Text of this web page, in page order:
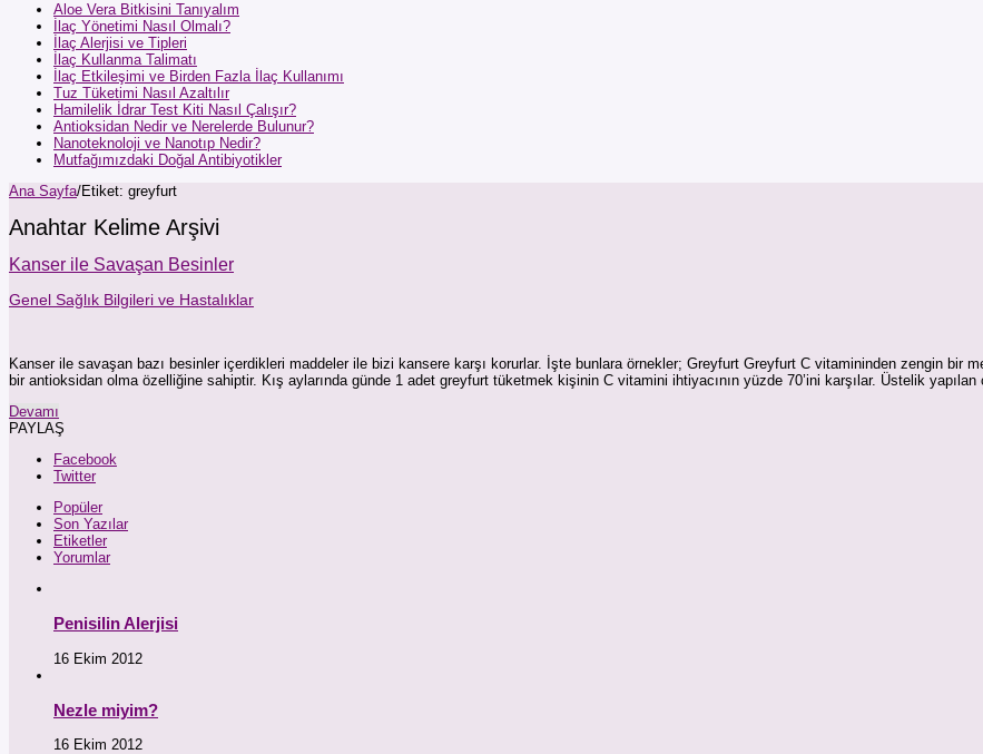
Aloe Vera Bitkisini Tanıyalım
İlaç Yönetimi Nasıl Olmalı?
İlaç Alerjisi ve Tipleri
İlaç Kullanma Talimatı
İlaç Etkileşimi ve Birden Fazla İlaç Kullanımı
Tuz Tüketimi Nasıl Azaltılır
Hamilelik İdrar Test Kiti Nasıl Çalışır?
Antioksidan Nedir ve Nerelerde Bulunur?
Nanoteknoloji ve Nanotıp Nedir?
Mutfağımızdaki Doğal Antibiyotikler
Ana Sayfa/Etiket: greyfurt
Anahtar Kelime Arşivi
Kanser ile Savaşan Besinler
Genel Sağlık Bilgileri ve Hastalıklar
Kanser ile savaşan bazı besinler içerdikleri maddeler ile bizi kansere karşı korurlar. İşte bunlara örnekler; Greyfurt Greyfurt C vitamininden zengin bir
bir antioksidan olma özelliğine sahiptir. Kış aylarında günde 1 adet greyfurt tüketmek kişinin C vitamini ihtiyacının yüzde 70’ini karşılar. Üstelik
Devamı
PAYLAŞ
Facebook
Twitter
Popüler
Son Yazılar
Etiketler
Yorumlar
Penisilin Alerjisi
16 Ekim 2012
Nezle miyim?
16 Ekim 2012